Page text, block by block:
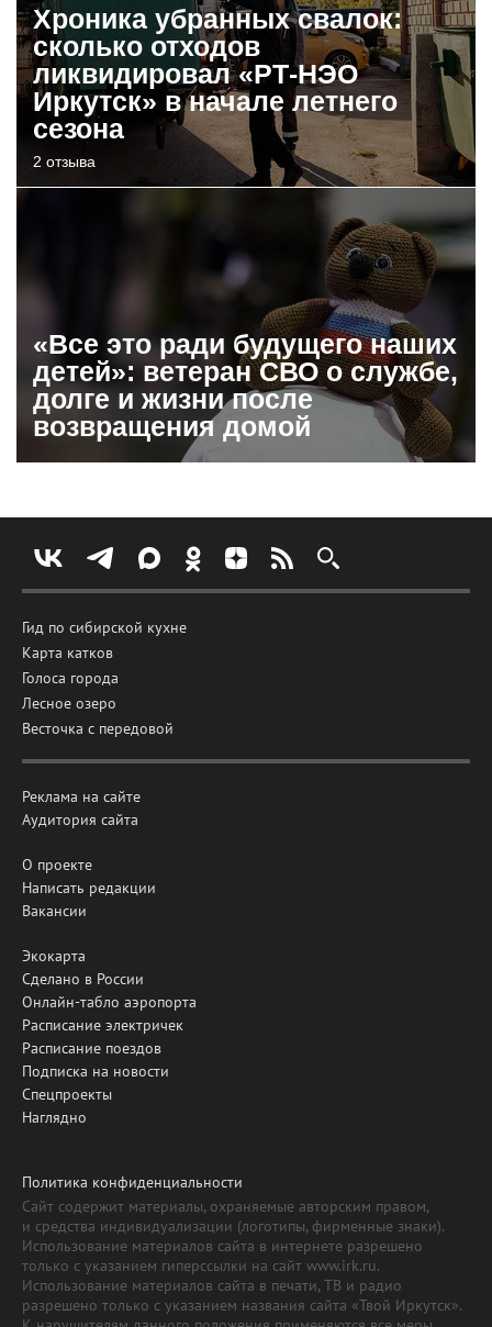
Хроника убранных свалок:
сколько отходов
ликвидировал «РТ-НЭО
Иркутск» в начале летнего
сезона
2 отзыва
«Все это ради будущего наших
детей»: ветеран СВО о службе,
долге и жизни после
возвращения домой
Гид по сибирской кухне
Карта катков
Голоса города
Лесное озеро
Весточка с передовой
Реклама на сайте
Аудитория сайта
О проекте
Написать редакции
Вакансии
Экокарта
Сделано в России
Онлайн-табло аэропорта
Расписание электричек
Расписание поездов
Подписка на новости
Спецпроекты
Наглядно
Политика конфиденциальности
Сайт содержит материалы, охраняемые авторским правом,
и средства индивидуализации (логотипы, фирменные знаки).
Использование материалов сайта в интернете разрешено
только с указанием гиперссылки на сайт www.irk.ru.
Использование материалов сайта в печати, ТВ и радио
разрешено только с указанием названия сайта «Твой Иркутск».